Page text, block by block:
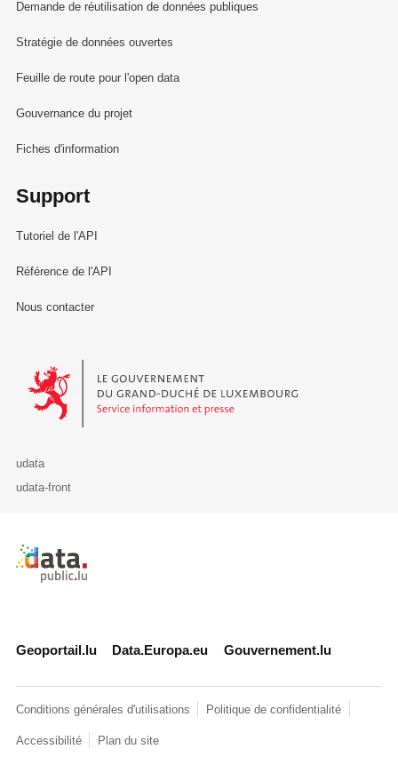
Demande de réutilisation de données publiques
Stratégie de données ouvertes
Feuille de route pour l'open data
Gouvernance du projet
Fiches d'information
Support
Tutoriel de l'API
Référence de l'API
Nous contacter
Le Gouvernement du Grand-Duché de Luxembourg - Service
udata
udata-front
Retour à l'accueil de data.public.lu
Geoportail.lu Data.Europa.eu Gouvernement.lu
Conditions générales d'utilisations Politique de confidentialité
Accessibilité Plan du site